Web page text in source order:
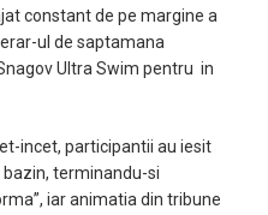
constant de pe margine a
ul de saptamana
Ultra Swim pentru in
incet, participantii au iesit
bazin, terminandu-si
iar animatia din tribune